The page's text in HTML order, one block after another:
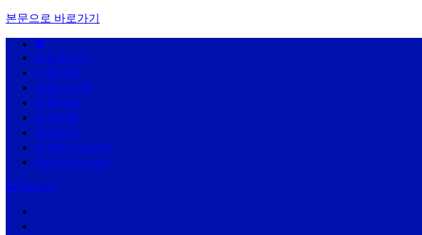
본문으로 바로가기
리포르만다
신학저널
교회사산책
목회저널
삶과문화
아카이브
신학라이브러리
Bread University
sitemap